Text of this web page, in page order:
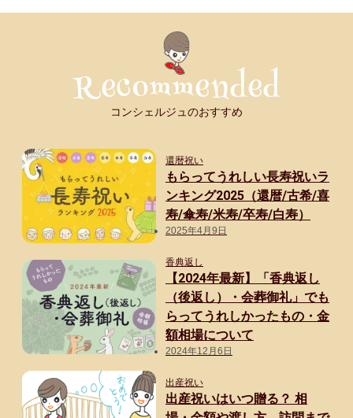
ギフトマナー
相場・予算
マナー・常識
メッセージ（メッセージカード・お礼
状）
のし・表書き
包装・ラッピング
贈る相手別
部下・後輩
コンシェルジュのおすすめ
還暦祝い
もらってうれしい長寿祝いラ
ンキング2025（還暦/古希/喜
寿/傘寿/米寿/卒寿/白寿）
2025年4月9日
香典返し
【2024年最新】「香典返し
（後返し）・会葬御礼」でも
らってうれしかったもの・金
額相場について
2024年12月6日
出産祝い
出産祝いはいつ贈る？ 相